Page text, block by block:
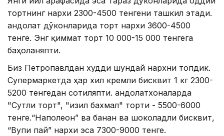
тортнинг нархи 2300-4500 тенгени ташкил этади.
Қандолат дўконларида торт нархи 3600-4500
тенге. Энг қиммат торт 10 000-15 000 тенгега
баҳоланяпти.
Биз Петропавлдан худди шундай нархни топдик.
Супермаркетда ҳар хил кремли бисквит 1 кг 2300-
5200 тенгедан сотиляпти. Қандолатхоналарда
"Сутли торт", "Қизил бахмал" торти - 5500-6000
тенге.“Наполеон” ва банан ва шоколадли бисквит,
“Вупи пай” нархи эса 7300-9000 тенге.